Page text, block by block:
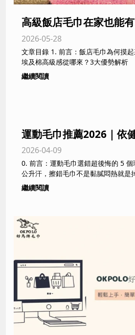
高級飯店毛巾在家也能
般純棉摸起來差超多?|新
供應商不藏私分享
2026-05-28
文章目錄 1. 前言：飯店毛巾為何摸起來就是不一樣？ 2.
埃及棉高級感從哪來？3大優勢解析
繼續閱讀
運動毛巾推薦2026｜依
活動需求挑選台灣製吸汗
2026-04-09
0. 前言：運動毛巾選錯超後悔的 5
公升汗，擦錯毛巾不是黏膩悶熱就是
繼續閱讀